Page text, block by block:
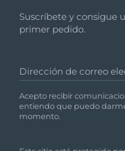
Eslovaquia
Eslovenia
Sudáfrica
Corea del Sur
Suscríbete y consigue
primer pedido.
Dirección de correo
Acepto recibir
entiendo que puedo
momento.